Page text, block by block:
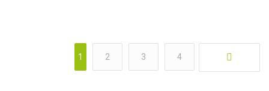
1 2 3 4